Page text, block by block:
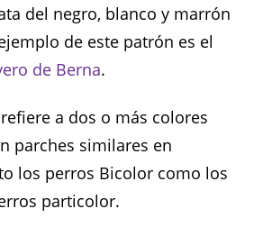
del negro, blanco y marrón
de este patrón es el
de Berna.
a dos o más colores
parches similares en
los perros Bicolor como los
particolor.